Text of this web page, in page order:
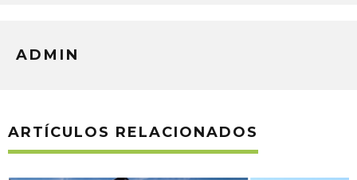
ADMIN
ARTÍCULOS RELACIONADOS